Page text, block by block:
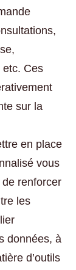
etc. Ces
sur la
en place
vous
renforcer
les
données, à
d’outils